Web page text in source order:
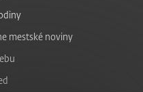
mestské noviny